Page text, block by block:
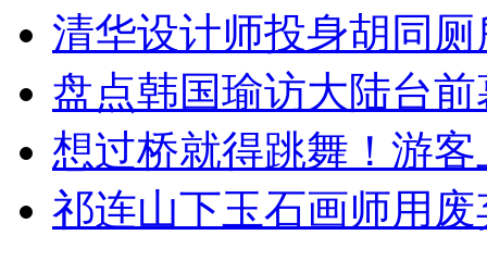
清华设计师投身胡同
盘点韩国瑜访大陆台
想过桥就得跳舞！游客
祁连山下玉石画师用